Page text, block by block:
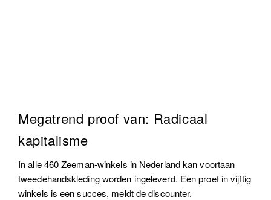
Megatrend proof van: Radicaal
kapitalisme
In alle 460 Zeeman-winkels in Nederland kan voortaan
tweedehandskleding worden ingeleverd. Een proef in vijftig
winkels is een succes, meldt de discounter.